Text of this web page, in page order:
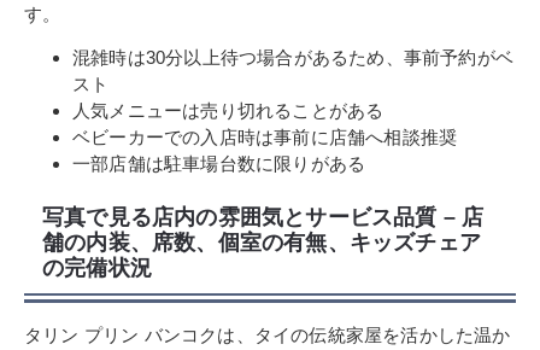
す。
混雑時は30分以上待つ場合があるため、事前予約がベ
スト
人気メニューは売り切れることがある
ベビーカーでの入店時は事前に店舗へ相談推奨
一部店舗は駐車場台数に限りがある
写真で見る店内の雰囲気とサービス品質 – 店
舗の内装、席数、個室の有無、キッズチェア
の完備状況
タリン プリン バンコクは、タイの伝統家屋を活かした温か